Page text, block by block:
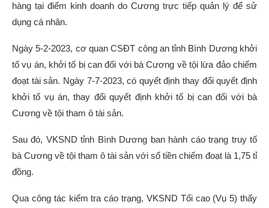
hàng tại điểm kinh doanh do Cương trực tiếp quản lý để sử
dụng cá nhân.
Ngày 5-2-2023, cơ quan CSĐT công an tỉnh Bình Dương khởi
tố vụ án, khởi tố bị can đối với bà Cương về tội lừa đảo chiếm
đoạt tài sản. Ngày 7-7-2023, có quyết định thay đổi quyết định
khởi tố vụ án, thay đổi quyết định khởi tố bị can đối với bà
Cương về tội tham ô tài sản.
Sau đó, VKSND tỉnh Bình Dương ban hành cáo trạng truy tố
bà Cương về tội tham ô tài sản với số tiền chiếm đoạt là 1,75 tỉ
đồng.
Qua công tác kiểm tra cáo trạng, VKSND Tối cao (Vụ 5) thấy